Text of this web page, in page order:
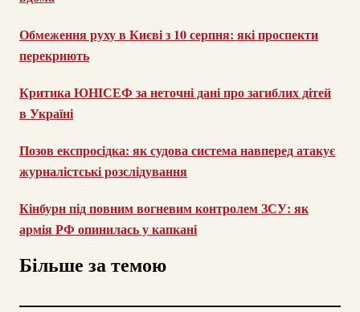
Обмеження руху в Києві з 10 серпня: які проспекти
перекриють
Критика ЮНІСЕФ за неточні дані про загиблих дітей
в Україні
Позов експросідка: як судова система навперед атакує
журналістські розслідування
Кінбурн під повним вогневим контролем ЗСУ: як
армія РФ опинилась у капкані
Більше за темою